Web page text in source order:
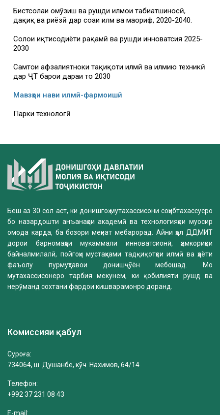
Бистсолаи омӯзиш ва рушди илмҳои табиатшиносӣ,
дақиқ ва риёзӣ дар соҳаи илм ва маориф, 2020-2040.
Солҳои иқтисодиёти рақамӣ ва рушди инноватсия 2025-
2030
Самтҳои афзалиятноки таҳқиқоти илмӣ ва илмию техникӣ
дар ҶТ барои дараи то 2030
Мавзҳои нави илмӣ-фармоишӣ
Парки технологӣ
Беш аз 30 сол аст, ки донишгоҳ мутахассисони соҳибтахассусро
бо назардошти анъанаҳои академӣ ва технологияҳои муосир
омода карда, ба бозори меҳнат мебарорад. Айни ҳол ДДМИТ
дорои барномаҳои мукаммали инноватсионӣ, ҳамкориҳои
байналмилалӣ, пойгоҳи мустаҳками тадқиқотҳои илмӣ ва ҳаёти
фаъолу пурмуҳтавои донишҷӯён мебошад. Мо
мутахассисонеро тарбия мекунем, ки қобилияти рушд ва
нерӯманд сохтани фардои кишварамонро доранд.
Комиссияи қабул
Суроға:
734064, ш. Душанбе, кӯч. Нахимов, 64/14
Телефон:
+992 37 231 08 43
E-mail: